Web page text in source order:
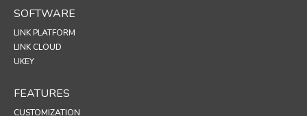
SOFTWARE
LINK PLATFORM
LINK CLOUD
UKEY
FEATURES
CUSTOMIZATION